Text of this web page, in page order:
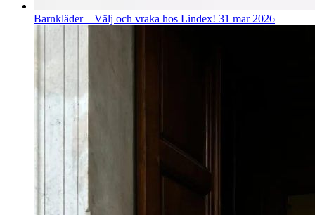
Barnkläder – Välj och vraka hos Lindex! 31 mar 2026